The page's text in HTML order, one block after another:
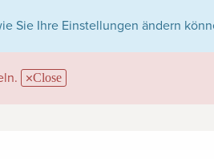
Sie Ihre Einstellungen ändern
Close